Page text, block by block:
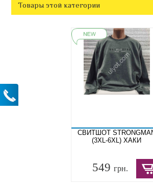
Товары этой категории
СВИТШОТ
(3XL-6XL) ХАКИ
549 грн.